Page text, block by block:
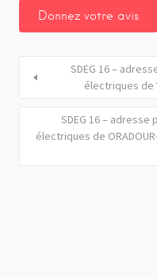
SDEG 16 –
électriques de
SDEG 16 –
électriques de